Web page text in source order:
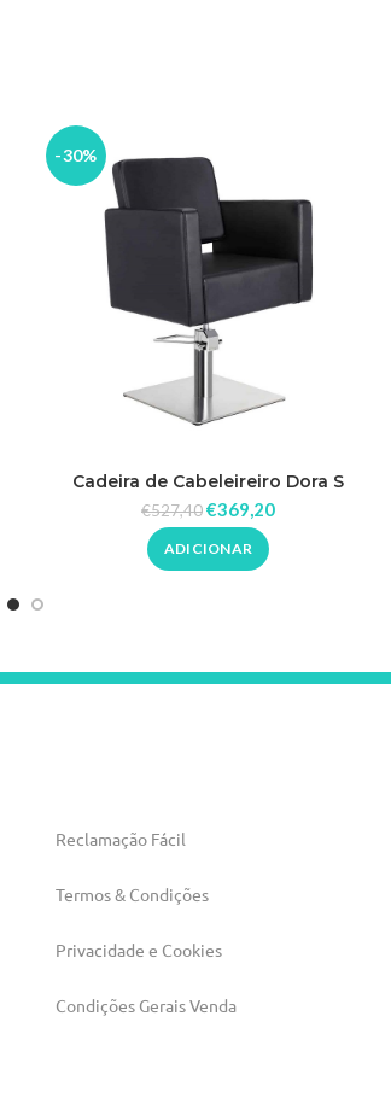
-30%
Cadeira de Cabeleireiro Dora S
€527,40€369,20
ADICIONAR
Reclamação Fácil
Termos & Condições
Privacidade e Cookies
Condições Gerais Venda